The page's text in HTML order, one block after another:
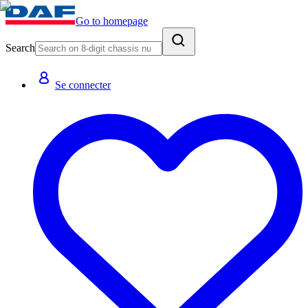
Go to homepage
Search
Se connecter